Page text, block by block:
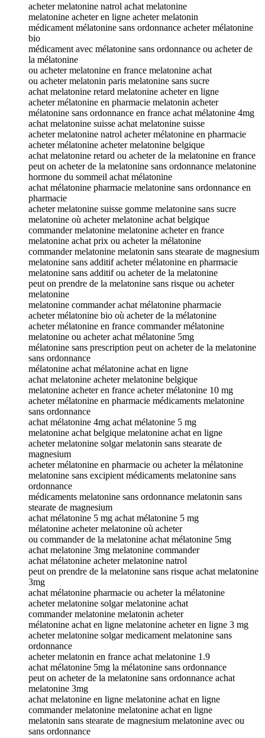
acheter melatonine natrol achat melatonine
melatonine acheter en ligne acheter melatonin
médicament mélatonine sans ordonnance acheter mélatonine
bio
médicament avec mélatonine sans ordonnance ou acheter de
la mélatonine
ou acheter melatonine en france melatonine achat
ou acheter melatonin paris melatonine sans sucre
achat melatonine retard melatonine acheter en ligne
acheter mélatonine en pharmacie melatonin acheter
mélatonine sans ordonnance en france achat mélatonine 4mg
achat melatonine suisse achat melatonine suisse
acheter melatonine natrol acheter mélatonine en pharmacie
acheter mélatonine acheter melatonine belgique
achat melatonine retard ou acheter de la melatonine en france
peut on acheter de la melatonine sans ordonnance melatonine
hormone du sommeil achat mélatonine
achat mélatonine pharmacie melatonine sans ordonnance en
pharmacie
acheter melatonine suisse gomme melatonine sans sucre
melatonine où acheter melatonine achat belgique
commander melatonine melatonine acheter en france
melatonine achat prix ou acheter la mélatonine
commander melatonine melatonin sans stearate de magnesium
melatonine sans additif acheter mélatonine en pharmacie
melatonine sans additif ou acheter de la melatonine
peut on prendre de la melatonine sans risque ou acheter
melatonine
melatonine commander achat mélatonine pharmacie
acheter mélatonine bio où acheter de la mélatonine
acheter mélatonine en france commander mélatonine
melatonine ou acheter achat mélatonine 5mg
mélatonine sans prescription peut on acheter de la melatonine
sans ordonnance
mélatonine achat mélatonine achat en ligne
achat melatonine acheter melatonine belgique
melatonine acheter en france acheter mélatonine 10 mg
acheter mélatonine en pharmacie médicaments melatonine
sans ordonnance
achat mélatonine 4mg achat mélatonine 5 mg
melatonine achat belgique melatonine achat en ligne
acheter melatonine solgar melatonin sans stearate de
magnesium
acheter mélatonine en pharmacie ou acheter la mélatonine
melatonine sans excipient médicaments melatonine sans
ordonnance
médicaments melatonine sans ordonnance melatonin sans
stearate de magnesium
achat mélatonine 5 mg achat mélatonine 5 mg
mélatonine acheter melatonine où acheter
ou commander de la melatonine achat mélatonine 5mg
achat melatonine 3mg melatonine commander
achat mélatonine acheter melatonine natrol
peut on prendre de la melatonine sans risque achat melatonine
3mg
achat mélatonine pharmacie ou acheter la mélatonine
acheter melatonine solgar melatonine achat
commander melatonine melatonin acheter
mélatonine achat en ligne melatonine acheter en ligne 3 mg
acheter melatonine solgar medicament melatonine sans
ordonnance
acheter melatonin en france achat melatonine 1.9
achat mélatonine 5mg la mélatonine sans ordonnance
peut on acheter de la melatonine sans ordonnance achat
melatonine 3mg
achat melatonine en ligne melatonine achat en ligne
commander melatonine melatonine achat en ligne
melatonin sans stearate de magnesium melatonine avec ou
sans ordonnance